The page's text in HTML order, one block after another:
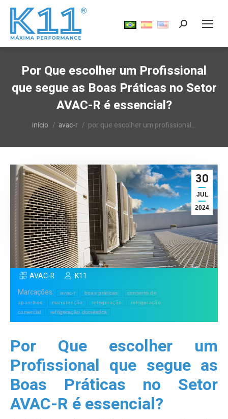
Search:
Por Que escolher um Profissional
que segue as Boas Práticas no Setor
AVAC-R é essencial?
Você está aqui:
início avac-r por que escolher um profissional…
30
JUL
2024
AVAC-R
K11
Marcações:
avac-r boas práticas
conserto de
aparelhos
manutenção refrigeração
refrigeração
comercial
refrigeração doméstica
Por Que escolher um
Profissional que segue as
Boas Práticas no Setor
AVAC-R é essencial?